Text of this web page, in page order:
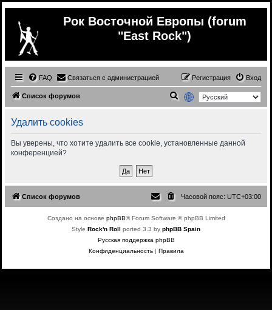
Рок Восточной Европы (forum
"East Rock")
FAQ Связаться с администрацией Вход
Регистрация
Список форумов
Удалить cookies
Вы уверены, что хотите удалить все cookie, установленные данной
конференцией?
Список форумов Часовой пояс: UTC+03:00
Создано на основе phpBB® Forum Software © phpBB Limited
Style Rock'n Roll ported 3.3 by phpBB Spain
Русская поддержка phpBB
Конфиденциальность| Правила